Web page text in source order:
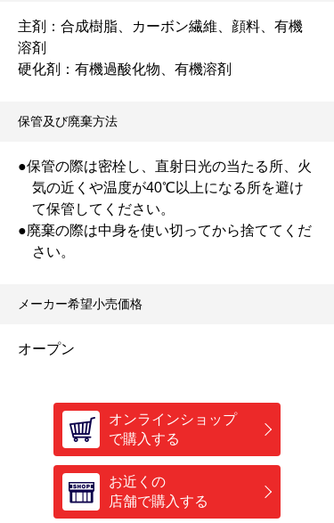
主剤：合成樹脂、カーボン繊維、顔料、有機
溶剤
硬化剤：有機過酸化物、有機溶剤
保管及び廃棄方法
●保管の際は密栓し、直射日光の当たる所、火
気の近くや温度が40℃以上になる所を避け
て保管してください。
●廃棄の際は中身を使い切ってから捨ててくだ
さい。
メーカー希望小売価格
オープン
オンラインショップ
で購入する
お近くの
店舗で購入する